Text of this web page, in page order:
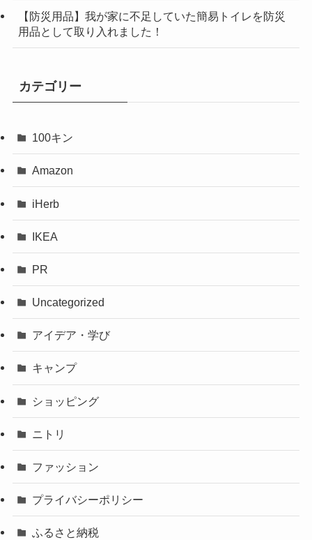
【防災用品】我が家に不足していた簡易トイレを防災
用品として取り入れました！
カテゴリー
100キン
Amazon
iHerb
IKEA
PR
Uncategorized
アイデア・学び
キャンプ
ショッピング
ニトリ
ファッション
プライバシーポリシー
ふるさと納税